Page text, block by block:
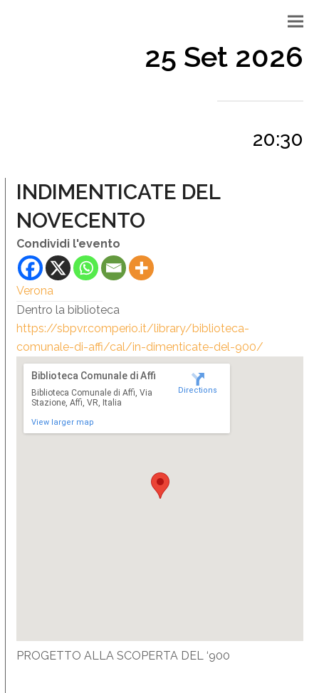
25 Set 2026
20:30
INDIMENTICATE DEL
NOVECENTO
Condividi l'evento
Verona
Dentro la biblioteca
https://sbpvr.comperio.it/library/biblioteca-
comunale-di-affi/cal/in-dimenticate-del-900/
Biblioteca Comunale di Affi
Biblioteca Comunale di Affi, Via
Stazione, Affi, VR, Italia
View larger map
Directions
PROGETTO ALLA SCOPERTA DEL ‘900